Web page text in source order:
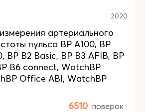
2020
артериального
пульса BP A100, BP
BP B2 Basic, BP B3 AFIB, BP
B6 connect, WatchBP
Office ABI, WatchBP
6510 поверок